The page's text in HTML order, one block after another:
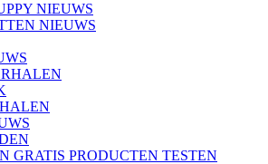
NIEUWS
NIEUWS
GRATIS PRODUCTEN TESTEN